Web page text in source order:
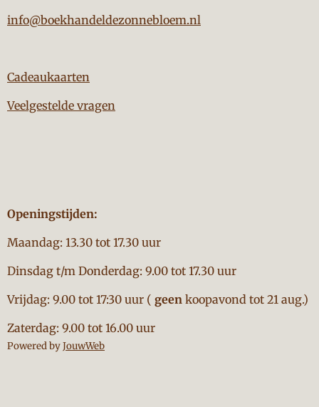
info@boekhandeldezonnebloem.nl
Cadeaukaarten
Veelgestelde vragen
Openingstijden:
Maandag: 13.30 tot 17.30 uur
Dinsdag t/m Donderdag: 9.00 tot 17.30 uur
Vrijdag: 9.00 tot 17:30 uur ( geen koopavond tot 21 aug.)
Zaterdag: 9.00 tot 16.00 uur
Powered byJouwWeb